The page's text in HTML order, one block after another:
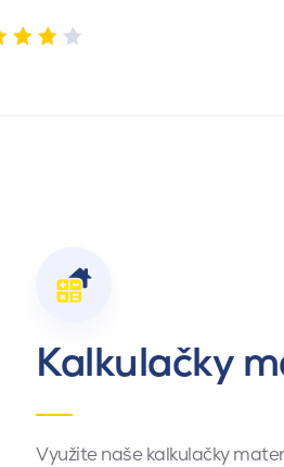
Kalkulačky
Využite naše kalkulačky